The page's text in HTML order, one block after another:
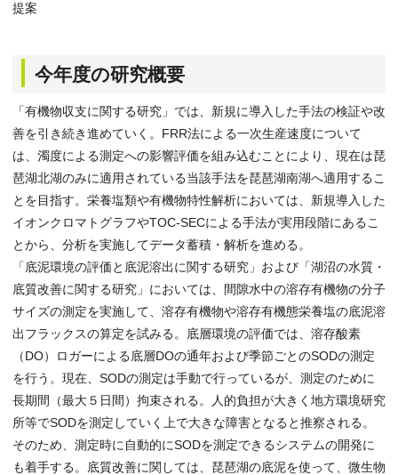
提案
今年度の研究概要
「有機物収支に関する研究」では、新規に導入した手法の検証や改
善を引き続き進めていく。FRR法による一次生産速度について
は、濁度による測定への影響評価を組み込むことにより、現在は琵
琶湖北湖のみに適用されている当該手法を琵琶湖南湖へ適用するこ
とを目指す。栄養塩類や有機物特性解析においては、新規導入した
イオンクロマトグラフやTOC-SECによる手法が実用段階にあるこ
とから、分析を実施してデータ蓄積・解析を進める。
「底泥環境の評価と底泥溶出に関する研究」および「湖沼の水質・
底質改善に関する研究」においては、間隙水中の溶存有機物の分子
サイズの測定を実施して、溶存有機物や溶存有機態栄養塩の底泥溶
出フラックスの算定を試みる。底層環境の評価では、溶存酸素
（DO）ロガーによる底層DOの通年および季節ごとのSODの測定
を行う。現在、SODの測定は手動で行っているが、測定のために
長期間（最大５日間）拘束される。人的負担が大きく地方環境研究
所等でSODを測定していく上で大きな障害となると推察される。
そのため、測定時に自動的にSODを測定できるシステムの開発に
も着手する。底質改善に関しては、琵琶湖の底泥を使って、微生物